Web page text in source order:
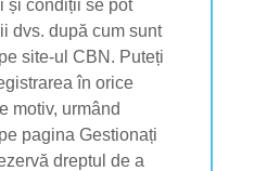
și condiții se pot
dvs. după cum sunt
site-ul CBN. Puteți
în orice
motiv, urmând
pagina Gestionați
dreptul de a